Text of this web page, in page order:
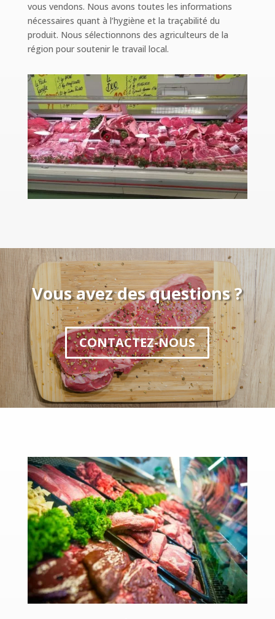
vous vendons. Nous avons toutes les informations
nécessaires quant à l’hygiène et la traçabilité du
produit. Nous sélectionnons des agriculteurs de la
région pour soutenir le travail local.
Vous avez des questions ?
CONTACTEZ-NOUS